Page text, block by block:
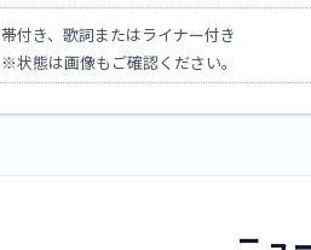
帯付き、歌詞またはライナー付き
※状態は画像もご確認ください。